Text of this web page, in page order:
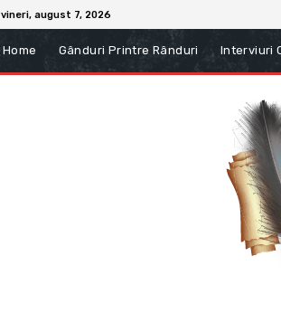
vineri, august 7, 2026
Home Gânduri Printre Rânduri Interviuri